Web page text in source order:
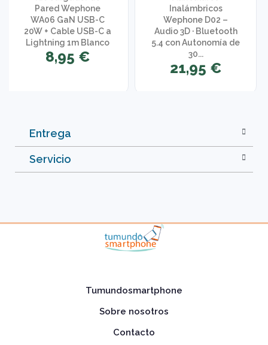
Pared Wephone
WA06 GaN USB-C
20W + Cable USB-C a
Lightning 1m Blanco
8,95 €
Inalámbricos
Wephone D02 –
Audio 3D · Bluetooth
5.4 con Autonomía de
30...
21,95 €
Entrega
Servicio
Tumundosmartphone
Sobre nosotros
Contacto